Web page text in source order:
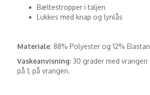
Bæltestropper i taljen
Lukkes med knap og lynlås
Materiale: 88% Polyester og 12%
Vaskeanvisning: 30 grader med vrangen
på 1, på vrangen.